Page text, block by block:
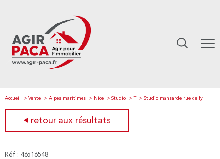
Accueil Vente Alpes maritimes Nice Studio T Studio mansarde rue delfy
retour aux résultats
Réf : 46516548